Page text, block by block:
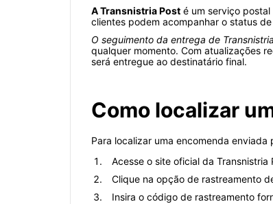
A Transnistria Post é um serviço
clientes podem acompanhar o status
O seguimento da entrega de
qualquer momento. Com atualizações
será entregue ao destinatário final.
Como localizar
Para localizar uma encomenda
Acesse o site oficial da Transnistria
Clique na opção de rastreamento
Insira o código de rastreamento